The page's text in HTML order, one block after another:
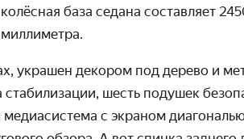
база седана составляет
украшен декором под дерево и
шесть подушек
медиасистема с экраном